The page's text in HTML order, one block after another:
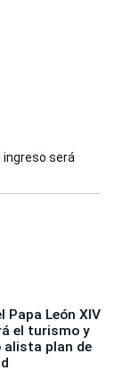
ingreso será
Papa León XIV
el turismo y
alista plan de